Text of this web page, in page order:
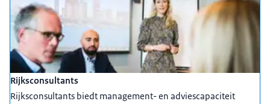
Rijksconsultants
Rijksconsultants biedt management- en adviescapaciteit